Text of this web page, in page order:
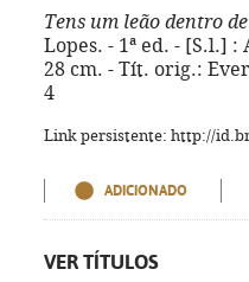
Tens um leão dentro
Lopes. - 1ª ed. - [S.l.]
28 cm. - Tít. orig.:
4
Link persistente: http://
ADICIONADO
VER TÍTULOS